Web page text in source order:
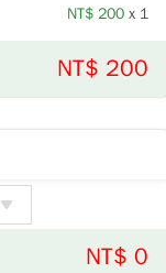
NT$ 200 x 1
NT$ 200
NT$ 0